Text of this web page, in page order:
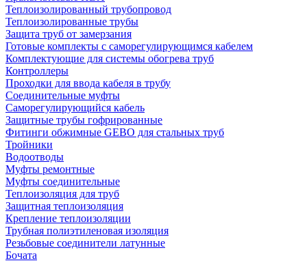
Теплоизолированный трубопровод
Теплоизолированные трубы
Защита труб от замерзания
Готовые комплекты с саморегулирующимся кабелем
Комплектующие для системы обогрева труб
Контроллеры
Проходки для ввода кабеля в трубу
Соединительные муфты
Саморегулирующийся кабель
Защитные трубы гофрированные
Фитинги обжимные GEBO для стальных труб
Тройники
Водоотводы
Муфты ремонтные
Муфты соединительные
Теплоизоляция для труб
Защитная теплоизоляция
Крепление теплоизоляции
Трубная полиэтиленовая изоляция
Резьбовые соединители латунные
Бочата